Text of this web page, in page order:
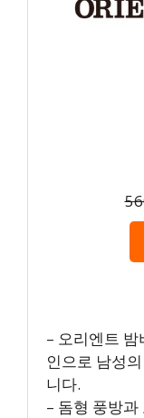
– 오리엔트
인으로 남성
니다.
– 돔형 풍방